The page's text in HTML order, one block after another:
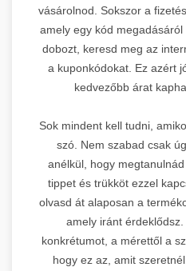
vásárolnod. Sokszor a
amely egy kód
dobozt, keresd meg az
a kuponkódokat. Ez azért
kedvezőbb árat
Sok mindent kell tudni,
szó. Nem szabad csak
anélkül, hogy
tippet és trükköt ezzel
olvasd át alaposan a
amely iránt
konkrétumot, a mérettől a
hogy ez az, amit